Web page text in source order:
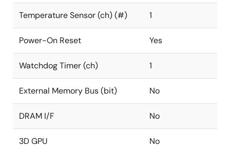
Temperature Sensor (ch) (#) 1
Power-On Reset Yes
Watchdog Timer (ch) 1
External Memory Bus (bit) No
DRAM I/F No
3D GPU No